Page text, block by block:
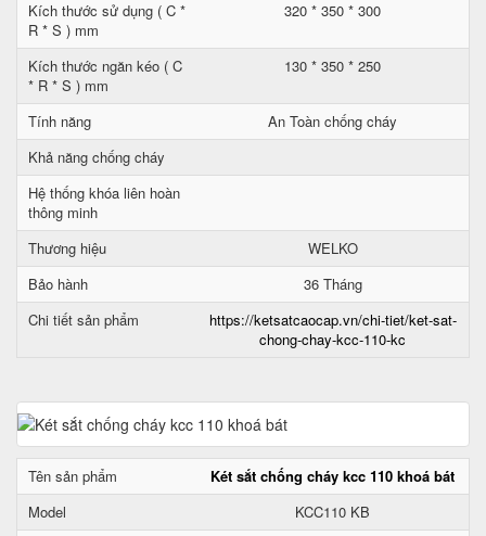
Kích thước sử dụng ( C *
R * S ) mm
320 * 350 * 300
Kích thước ngăn kéo ( C
* R * S ) mm
130 * 350 * 250
Tính năng
An Toàn chống cháy
Khả năng chống cháy
Hệ thống khóa liên hoàn
thông minh
Thương hiệu
WELKO
Bảo hành
36 Tháng
Chi tiết sản phẩm
https://ketsatcaocap.vn/chi-tiet/ket-sat-
chong-chay-kcc-110-kc
Tên sản phẩm
Két sắt chống cháy kcc 110 khoá bát
Model
KCC110 KB